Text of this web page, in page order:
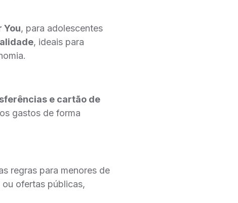
You, para adolescentes
, ideais para
e cartão de
gastos de forma
regras para menores de
ofertas públicas,